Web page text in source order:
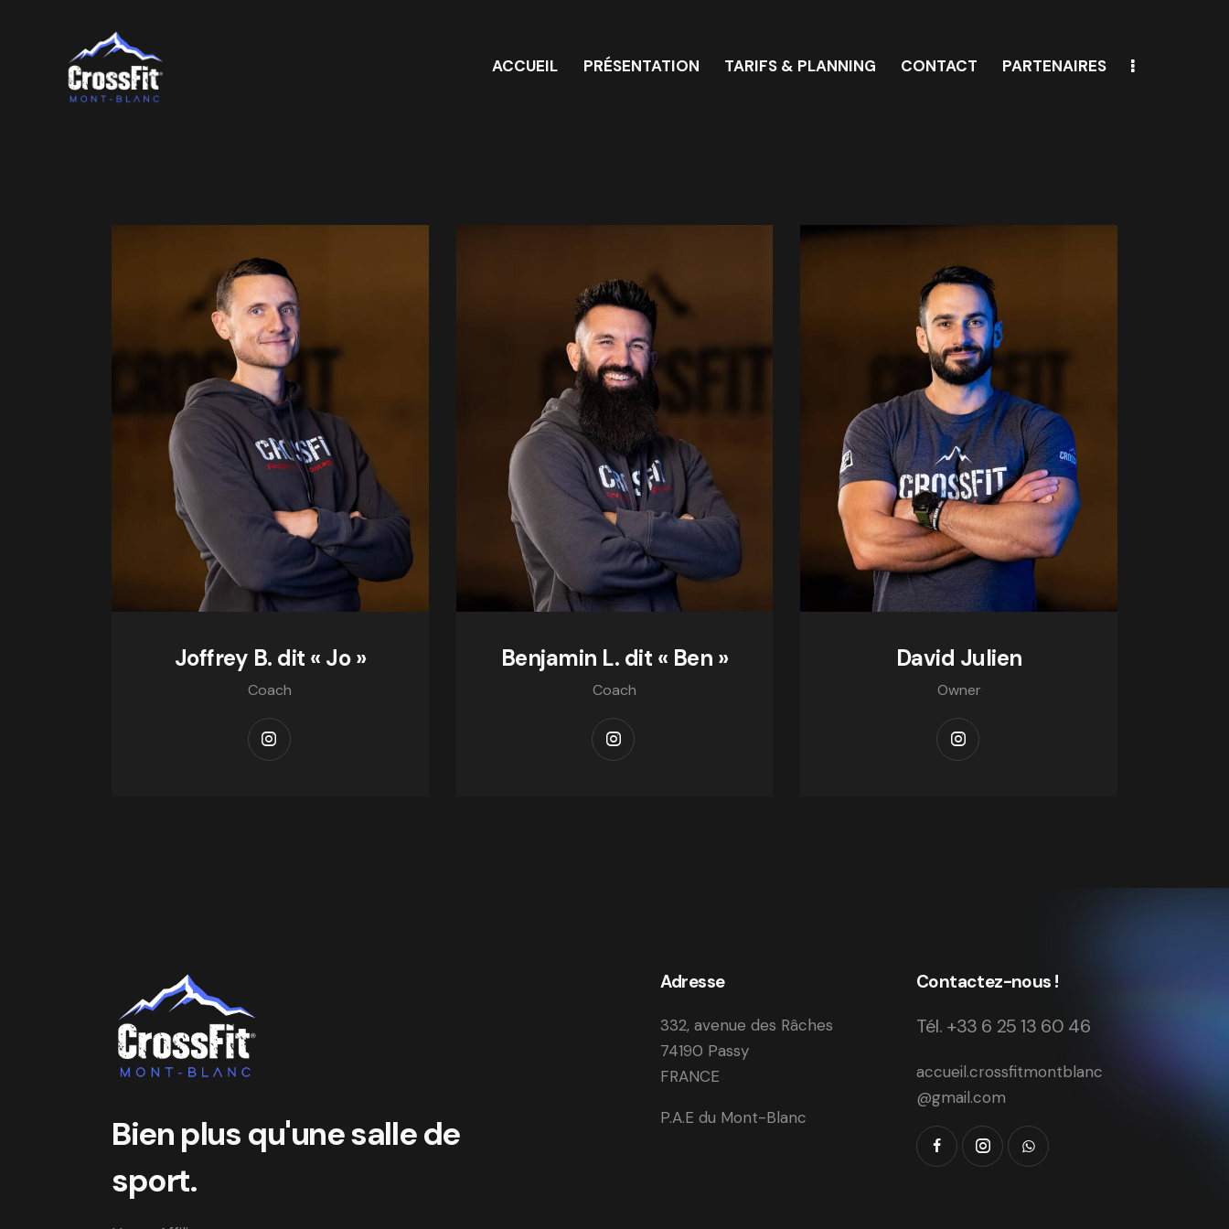
ACCUEIL PRÉSENTATION TARIFS & PLANNING CONTACT PARTENAIRES
Joffrey B. dit « Jo »
Coach
Benjamin L. dit « Ben »
Coach
David Julien
Owner
Bien plus qu'une salle de
sport.
Adresse
332, avenue des Râches
74190 Passy
FRANCE
P.A.E du Mont-Blanc
Contactez-nous !
Tél. +33 6 25 13 60 46
accueil.crossfitmontblanc
@gmail.com